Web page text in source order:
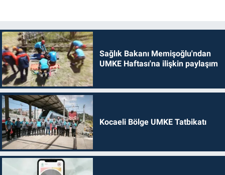
Sağlık Bakanı Memişoğlu'ndan
UMKE Haftası'na ilişkin paylaşım
Kocaeli Bölge UMKE Tatbikatı